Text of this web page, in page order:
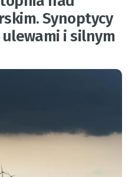
Synoptycy
i silnym